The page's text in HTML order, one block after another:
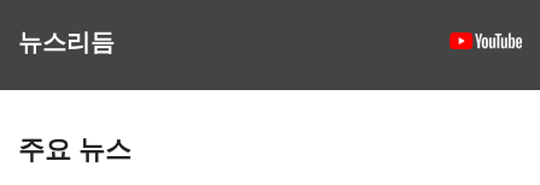
뉴스리듬
주요 뉴스